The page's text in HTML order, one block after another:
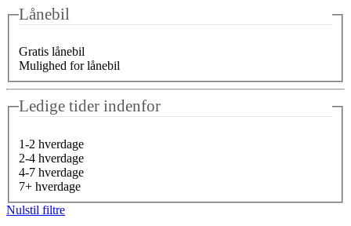
Lånebil
Gratis lånebil
Mulighed for lånebil
Ledige tider indenfor
1-2 hverdage
2-4 hverdage
4-7 hverdage
7+ hverdage
Nulstil filtre